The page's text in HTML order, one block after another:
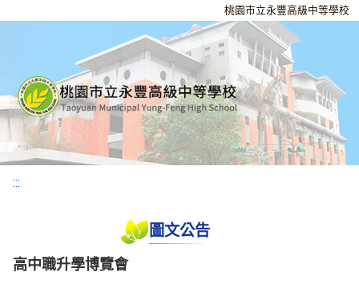
桃園市立永豐高級中等學校
:::
圖文公告
高中職升學博覽會